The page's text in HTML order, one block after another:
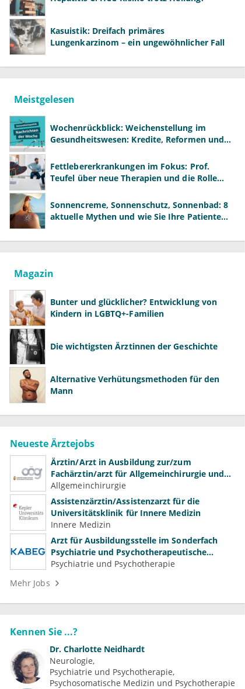
Kasuistik: Dreifach primäres
Lungenkarzinom – ein ungewöhnlicher Fall
Meistgelesen
Wochenrückblick: Weichenstellung im
Gesundheitswesen: Kredite, Reformen und
Fettlebererkrankungen im Fokus: Prof.
Teufel über neue Therapien und die Rolle
Sonnencreme, Sonnenschutz, Sonnenbad: 8
aktuelle Mythen und wie Sie Ihre Patienten
Magazin
Bunter und glücklicher? Entwicklung von
Kindern in LGBTQ+-Familien
Die wichtigsten Ärztinnen der Geschichte
Alternative Verhütungsmethoden für den
Mann
Neueste Ärztejobs
Ärztin/Arzt in Ausbildung zur/zum
Fachärztin/arzt für Allgemeinchirurgie und
Gefäßchirurgie
Allgemeinchirurgie
Assistenzärztin/Assistenzarzt für die
Universitätsklinik für Innere Medizin
Innere Medizin
Arzt für Ausbildungsstelle im Sonderfach
Psychiatrie und Psychotherapeutische
Medizin (m/w/d)
Psychiatrie und Psychotherapie
Mehr Jobs
Kennen Sie ...?
Dr. Charlotte Neidhardt
Neurologie
Psychiatrie und Psychotherapie
Psychosomatische Medizin und Psychotherapie